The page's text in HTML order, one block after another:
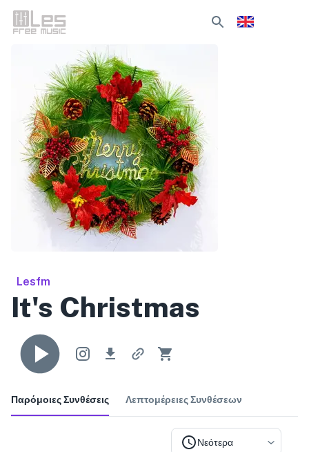
Lesfm
It's Christmas
Παρόμοιες Συνθέσεις Λεπτομέρειες Συνθέσεων
Νεότερα